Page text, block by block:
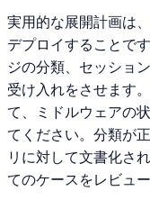
実用的な展開計画は
デプロイすることで
ジの分類、セッショ
受け入れをさせます
て、ミドルウェアの
てください。分類が
リに対して文書化さ
てのケースをレビュ